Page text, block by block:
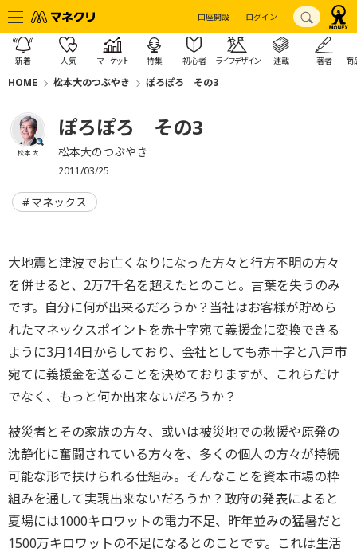
口座開設 ログイン
新着 人気 マーケット 特集 初心者 ライフデザイン 連載 著者 商
HOME 松本大のつぶやき ぽろぽろ その3
松本 大
ぽろぽろ その3
松本大のつぶやき
2011/03/25
マネックス
大地震と津波でお亡くなりになった方々と行方不明の方々
を併せると、2万7千名を超えたとのこと。言葉を失うのみ
です。自分に何が出来るだろうか？当社はお客様が貯めら
れたマネックスポイントを赤十字宛て義援金に変換できる
ように3月14日からしており、会社としても赤十字と八戸市
宛てに義援金を送ることを決めておりますが、これらだけ
でなく、もっと何か出来ないだろうか？
被災者とその家族の方々、或いは被災地での救援や原発の
沈静化に奮闘されている方々を、多くの個人の方々が持続
可能な形で扶けられる仕組み。そんなことを資本市場の枠
組みを通して実現出来ないだろうか？政府の発表によると
夏場には1000キロワットの電力不足、昨年並みの猛暑だと
1500万キロワットの不足になるとのことです。これは生活